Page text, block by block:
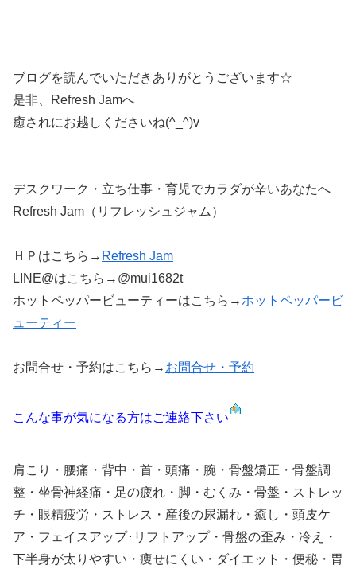
ブログを読んでいただきありがとうございます☆
是非、Refresh Jamへ
癒されにお越しくださいね(^_^)v
デスクワーク・立ち仕事・育児でカラダが辛いあなたへ
Refresh Jam（リフレッシュジャム）
ＨＰはこちら→ Refresh Jam
LINE@はこちら→@mui1682t
ホットペッパービューティーはこちら→ ホットペッパービ
ューティー
お問合せ・予約はこちら→ お問合せ・予約
こんな事が気になる方はご連絡下さい
肩こり・腰痛・背中・首・頭痛・腕・骨盤矯正・骨盤調
整・坐骨神経痛・足の疲れ・脚・むくみ・骨盤・ストレッ
チ・眼精疲労・ストレス・産後の尿漏れ・癒し・頭皮ケ
ア・フェイスアップ･リフトアップ・骨盤の歪み・冷え・
下半身が太りやすい・痩せにくい・ダイエット・便秘・胃